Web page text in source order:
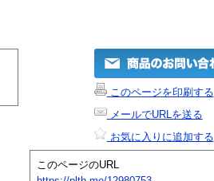
このページを印刷する
メールでURLを送る
お気に入りに追加する
このページのURL